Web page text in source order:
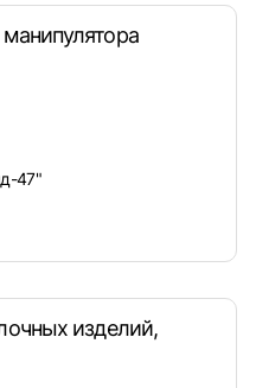
Забыли пароль?
47"
изделий,